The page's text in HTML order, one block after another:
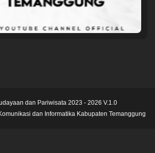
dan Pariwisata 2023 - 2026 V.1.0
dan Informatika Kabupaten Temanggung